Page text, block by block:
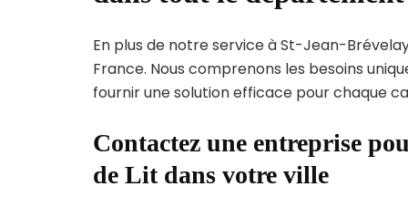
En plus de notre service à St-Jean-
France. Nous comprenons les besoins
fournir une solution efficace pour chaque
Contactez une entreprise
de Lit dans votre ville